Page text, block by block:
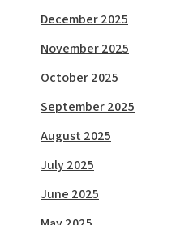
December 2025
November 2025
October 2025
September 2025
August 2025
July 2025
June 2025